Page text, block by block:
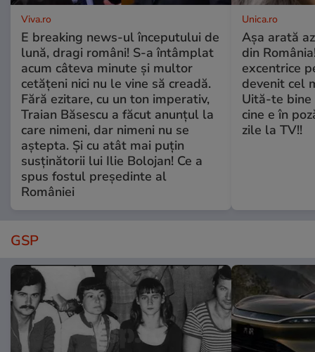
Viva.ro
E breaking news-ul începutului de
lună, dragi români! S-a întâmplat
acum câteva minute și multor
cetățeni nici nu le vine să creadă.
Fără ezitare, cu un ton imperativ,
Traian Băsescu a făcut anunțul la
care nimeni, dar nimeni nu se
aștepta. Și cu atât mai puțin
susținătorii lui Ilie Bolojan! Ce a
spus fostul președinte al
României
Unica.ro
Așa arată
din
excentrice
devenit cel
Uită-te bine
cine e în
zile la TV!!
GSP